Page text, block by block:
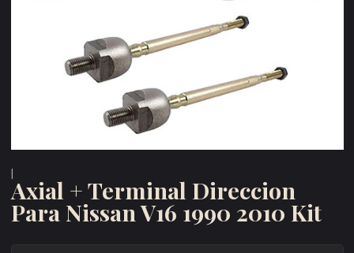
Axial + Terminal Direccion
Para Nissan V16 1990 2010 Kit